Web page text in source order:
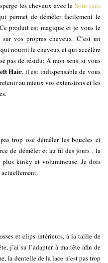
les cheveux avec leSoin sans
permet de démêler facilement le
produit est magique et je vous le
vos propres cheveux. C’est un
nourrit le cheveux et qui accélère
pas de résidu; A mon sens, si vous
Hair, il est indispensable de vous
au mieux vos extensions et les
trop osé démêler les boucles et
de démêler et au fil des jours , la
plus kinky et volumineuse. Je dois
actuellement.
et clips intérieurs, à la taille de
j’ai su l’adapter à ma tête afin de
la dentelle de la lace n’est pas trop